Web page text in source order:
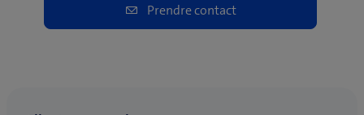
Prendre contact